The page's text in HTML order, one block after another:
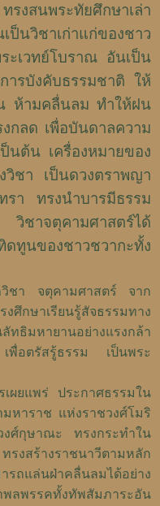
รงสนพระทัยศึกษาเล่า
นวิชาเก่าแก่ของชาว
ะเวทย์โบราณ อันเป็น
ารบังคับธรรมชาติ ให้
ห้ามคลื่นลม ทำให้ฝน
กลด เพื่อบันดาลความ
ต้น เครื่องหมายของ
ชา เป็นดวงตราพญา
า ทรงนำบารมีธรรม
ชาจตุคามศาสตร์ได้
ทูนของชาวชวากะทั้ง
าวิชา จตุคามศาสตร์ จาก
ศึกษาเรียนรู้สัจธรรมทาง
มหายานอย่างแรงกล้า
พื่อตรัสรู้ธรรม เป็นพระ
ผยแพร่ ประกาศธรรมใน
หาราช แห่งราชวงศ์โมริ
ศ์กุษาณะ ทรงกระทำใน
งสร้างราชนาวีตามหลัก
ถแล่นฝ่าคลื่นลมได้อย่าง
พลพรรคทั้งทัพสัมภาระอัน